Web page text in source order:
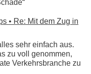
• Re: Mit dem Zug in
sehr einfach aus.
zu voll genommen,
Verkehrsbranche zu